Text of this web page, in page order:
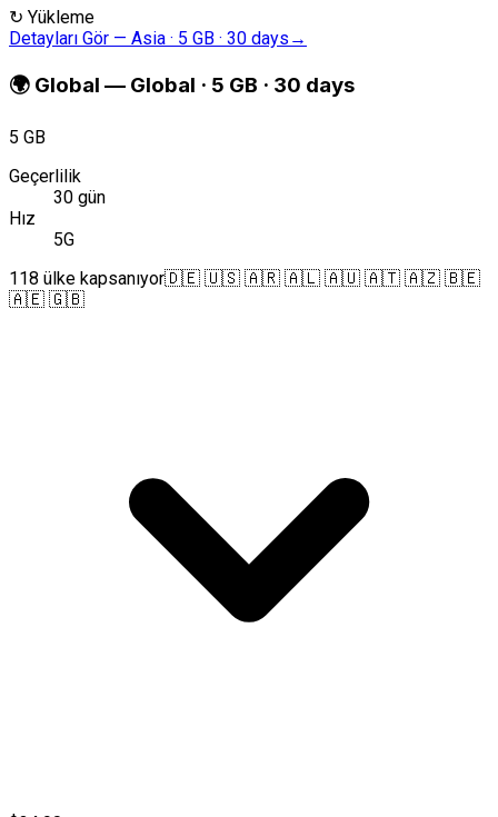
↻ Yükleme
Detayları Gör — Asia · 5 GB · 30 days →
🌍 Global — Global · 5 GB · 30 days
5 GB
Geçerlilik
30 gün
Hız
5G
118 ülke kapsanıyor🇩🇪 🇺🇸 🇦🇷 🇦🇱 🇦🇺 🇦🇹 🇦🇿 🇧🇪
🇦🇪 🇬🇧